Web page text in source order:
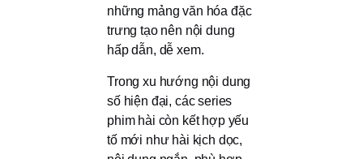
những mảng văn hóa đặc
trưng tạo nên nội dung
hấp dẫn, dễ xem.
Trong xu hướng nội dung
số hiện đại, các series
phim hài còn kết hợp yếu
tố mới như hài kịch dọc,